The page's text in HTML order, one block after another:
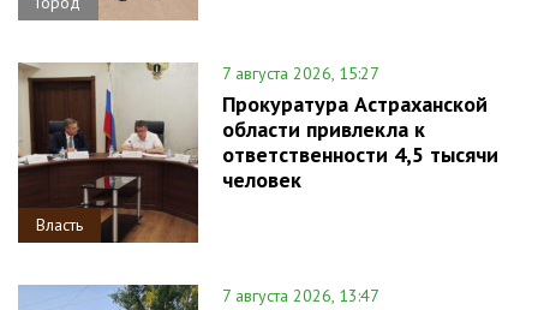
Власть
7 августа 2026, 15:27
Прокуратура Астраханской
области привлекла к
ответственности 4,5 тысячи
человек
7 августа 2026, 13:47